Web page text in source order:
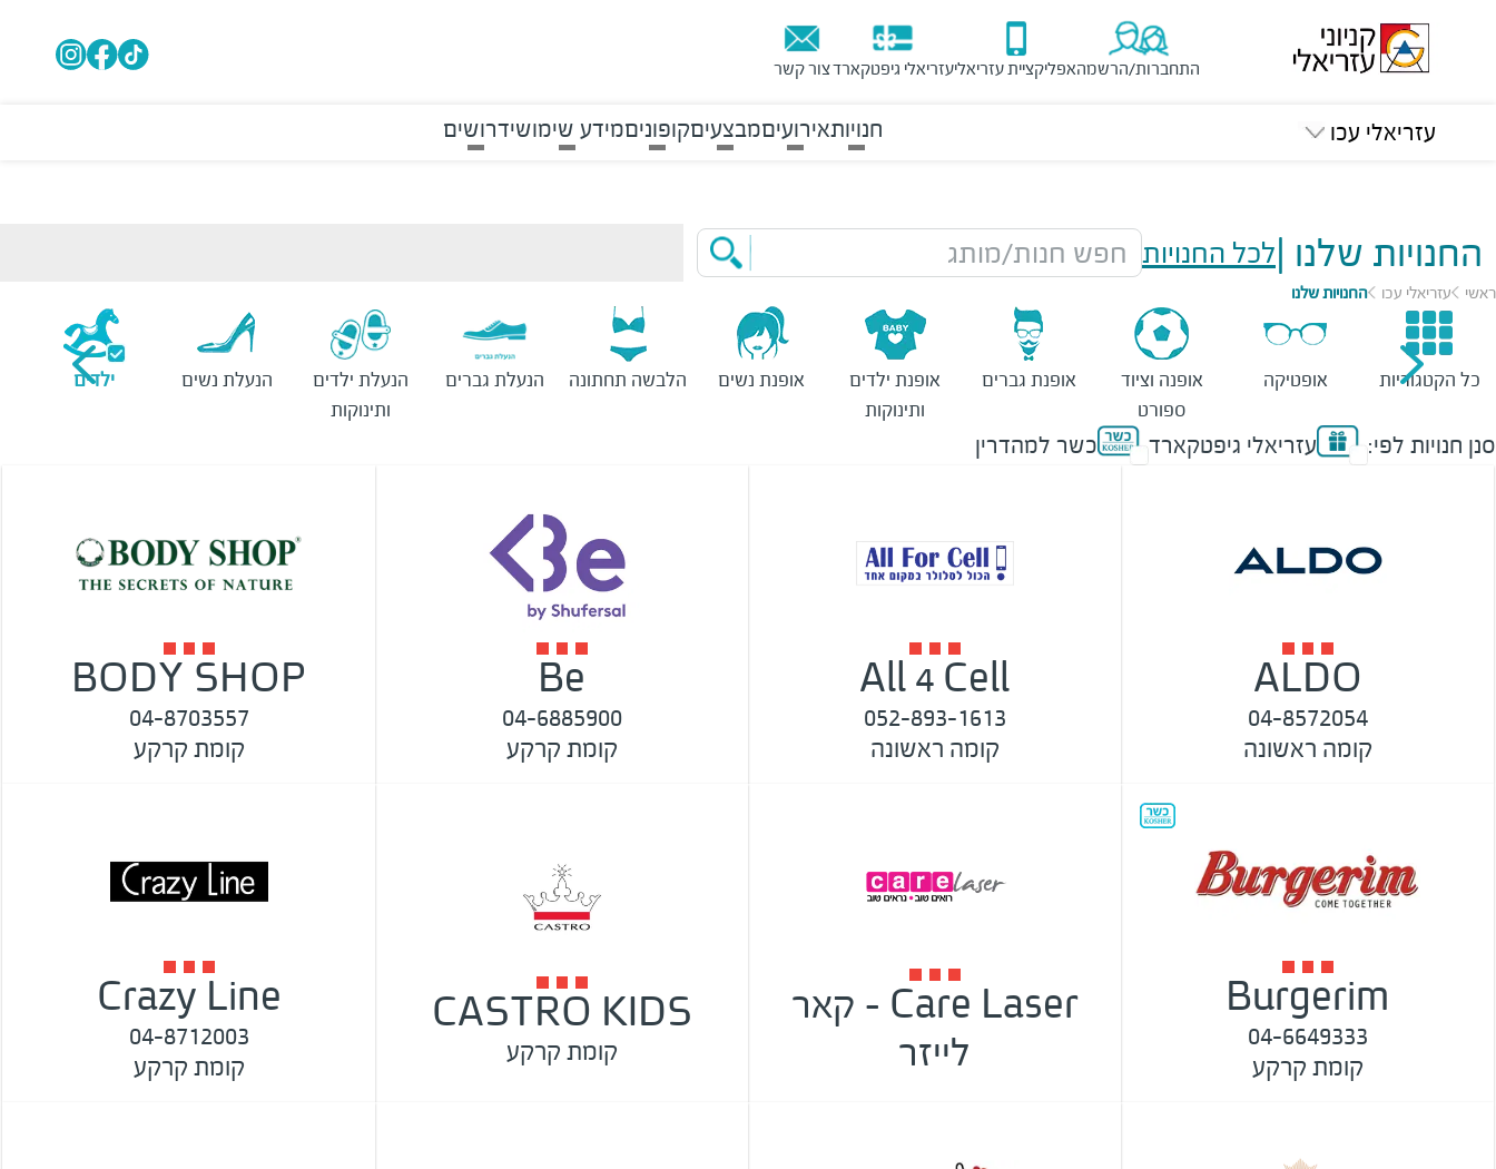
התחברות/הרשמהאפליקציית עזריאליעזריאלי גיפטקארדצור קשר
עזריאלי עכו חנויותאירועיםמבצעיםקופוניםמידע שימושידרושים
החנויות שלנו |לכל החנויות חפש חנות/מותג
ראשי עזריאלי עכו החנויות שלנו
כל הקטגוריות אופטיקה
אופנה וציוד
ספורט
אופנת גברים
אופנת ילדים
ותינוקות
אופנת נשים הלבשה תחתונה הנעלת גברים
הנעלת ילדים
ותינוקות
הנעלת נשים ילדים
סנן חנויות לפי: עזריאלי גיפטקארד כשר למהדרין
ALDO
04-8572054
קומה ראשונה
All 4 Cell
052-893-1613
קומה ראשונה
Be
04-6885900
קומת קרקע
BODY SHOP
04-8703557
קומת קרקע
Burgerim
04-6649333
קומת קרקע
Care Laser - קאר
לייזר
CASTRO KIDS
קומת קרקע
Crazy Line
04-8712003
קומת קרקע